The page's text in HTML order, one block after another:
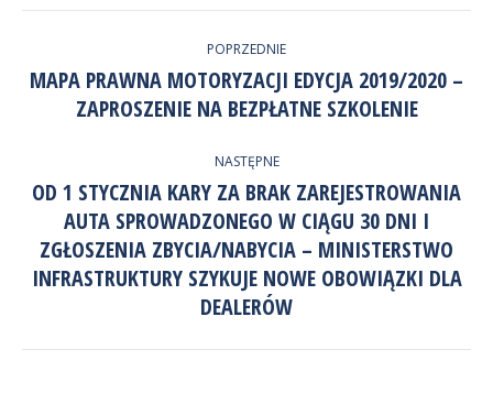
przez
Twitter
WPISÓW
POPRZEDNIE
Poprzedni
wpis:
MAPA PRAWNA MOTORYZACJI EDYCJA 2019/2020 –
ZAPROSZENIE NA BEZPŁATNE SZKOLENIE
NASTĘPNE
Następny
wpis:
OD 1 STYCZNIA KARY ZA BRAK ZAREJESTROWANIA
AUTA SPROWADZONEGO W CIĄGU 30 DNI I
ZGŁOSZENIA ZBYCIA/NABYCIA – MINISTERSTWO
INFRASTRUKTURY SZYKUJE NOWE OBOWIĄZKI DLA
DEALERÓW